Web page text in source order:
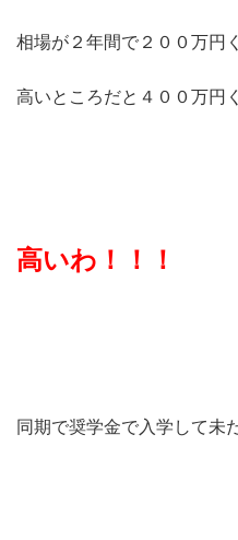
相場が２年間で２００万円
高いところだと４００万円
高いわ！！！
同期で奨学金で入学して未